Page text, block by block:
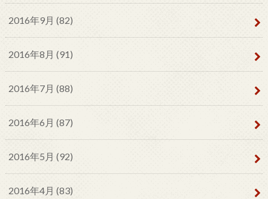
2016年9月 (82)
2016年8月 (91)
2016年7月 (88)
2016年6月 (87)
2016年5月 (92)
2016年4月 (83)